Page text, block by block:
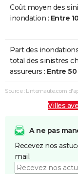
Coût moyen des
inondation : Entre
Part des
total des sinistres
assureurs : Entre 50
Source : Linternaute.com
Villes
A ne pas
Recevez nos
mail.